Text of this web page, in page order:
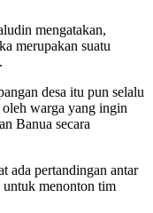
mengatakan,
merupakan suatu
desa itu pun selalu
warga yang ingin
Banua secara
ada pertandingan antar
menonton tim